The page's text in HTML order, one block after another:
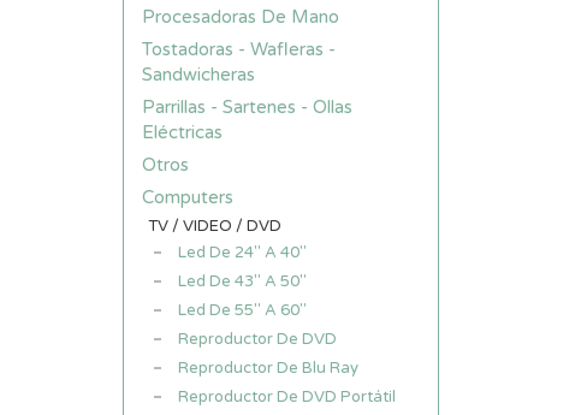
Procesadoras De Mano
Tostadoras - Wafleras -
Sandwicheras
Parrillas - Sartenes - Ollas
Eléctricas
Otros
Computers
TV / VIDEO / DVD
Led De 24" A 40"
Led De 43" A 50"
Led De 55" A 60"
Reproductor De DVD
Reproductor De Blu Ray
Reproductor De DVD Portátil